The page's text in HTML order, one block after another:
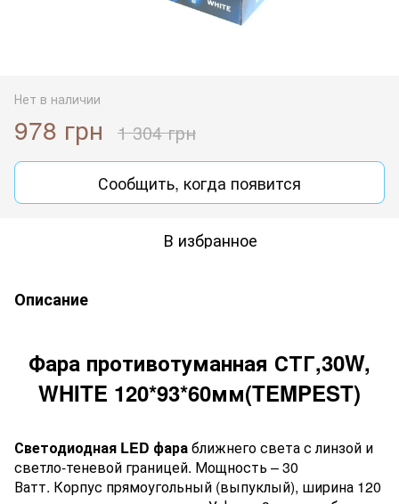
Нет в наличии
978 грн 1 304 грн
Сообщить, когда появится
В избранное
Описание
Фара противотуманная СТГ,30W,
WHITE 120*93*60мм(TEMPEST)
Светодиодная LED фараближнего света с линзой и
светло-теневой границей. Мощность – 30
Ватт. Корпус прямоугольный (выпуклый), ширина 120